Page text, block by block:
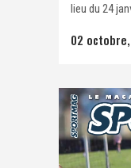
lieu du 24
02